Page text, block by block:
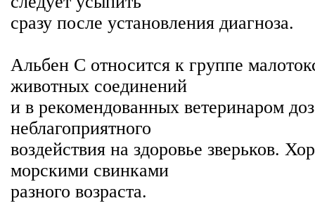
сразу после установления диагноза.
Альбен С относится к группе
животных соединений
и в рекомендованных ветеринаром
неблагоприятного
воздействия на здоровье зверьков.
морскими свинками
разного возраста.